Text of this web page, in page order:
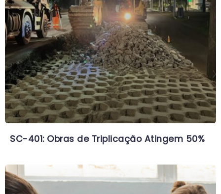
SC-401: Obras de Triplicação Atingem 50%